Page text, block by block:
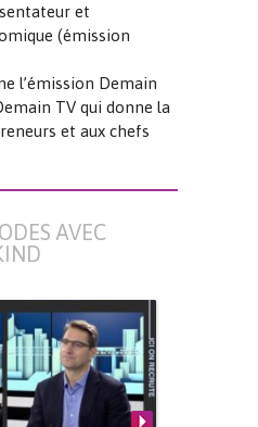
et
(émission
l’émission Demain
TV qui donne la
et aux chefs
AVEC